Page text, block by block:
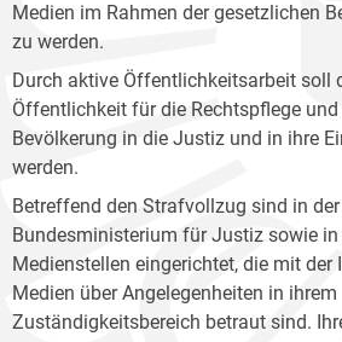
Medien im Rahmen der gesetzlichen
zu werden.
Durch aktive Öffentlichkeitsarbeit soll
Öffentlichkeit für die Rechtspflege
Bevölkerung in die Justiz und in ihre
werden.
Betreffend den Strafvollzug sind in
Bundesministerium für Justiz sowie
Medienstellen eingerichtet, die mit
Medien über Angelegenheiten in ihrem
Zuständigkeitsbereich betraut sind.